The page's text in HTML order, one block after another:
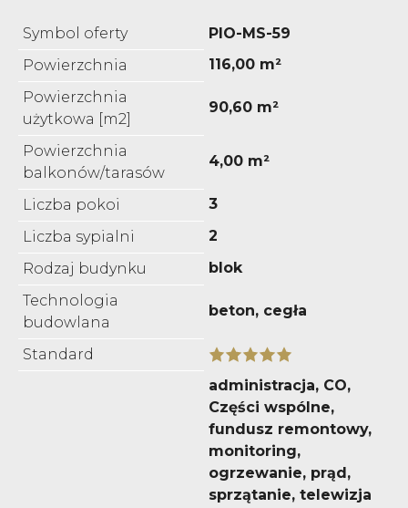
Symbol oferty
PIO-MS-59
Powierzchnia
116,00 m²
Powierzchnia
użytkowa [m2]
90,60 m²
Powierzchnia
balkonów/tarasów
4,00 m²
Liczba pokoi
3
Liczba sypialni
2
Rodzaj budynku
blok
Technologia
budowlana
beton, cegła
Standard
administracja, CO,
Części wspólne,
fundusz remontowy,
monitoring,
ogrzewanie, prąd,
sprzątanie, telewizja